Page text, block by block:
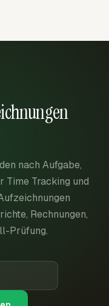
nach Aufgabe,
Time Tracking und
Rechnungen,
Prüfung.